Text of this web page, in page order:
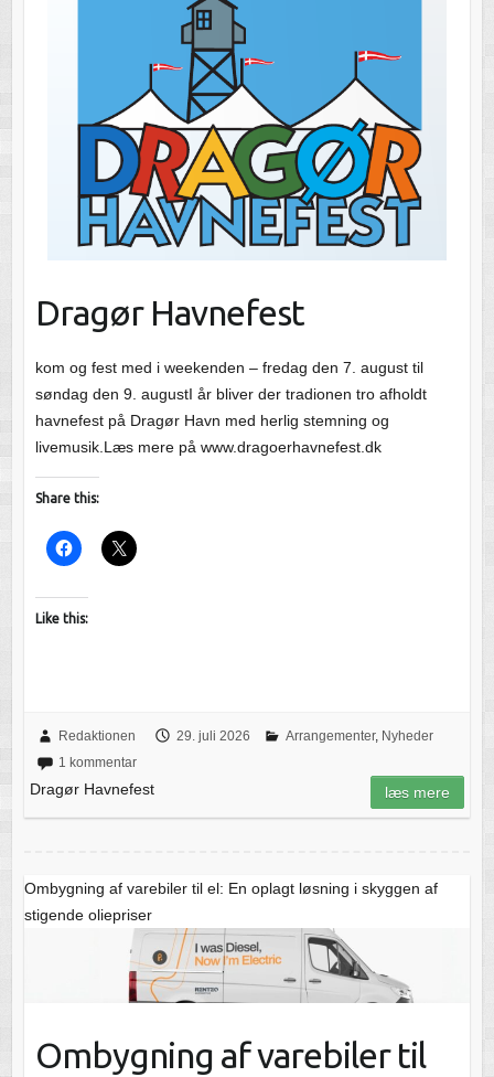
Dragør Havnefest
kom og fest med i weekenden – fredag den 7. august til
søndag den 9. augustI år bliver der tradionen tro afholdt
havnefest på Dragør Havn med herlig stemning og
livemusik.Læs mere på www.dragoerhavnefest.dk
Share this:
Like this:
Redaktionen 29. juli 2026 Arrangementer, Nyheder
1 kommentar
Dragør Havnefest læs mere
Ombygning af varebiler til el: En oplagt løsning i skyggen af
stigende oliepriser
Ombygning af varebiler til